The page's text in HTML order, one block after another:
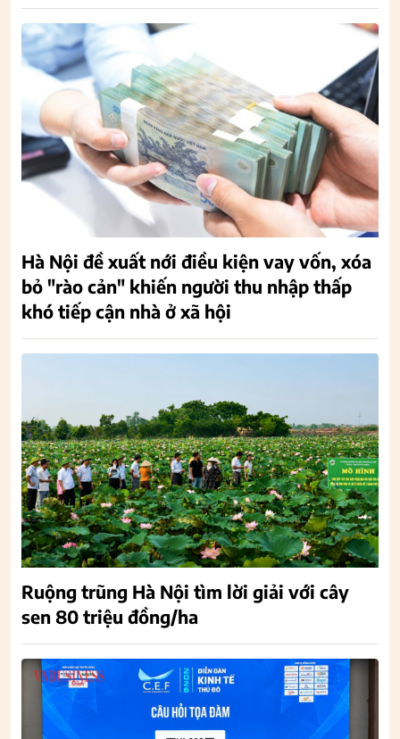
Hà Nội đề xuất nới điều kiện vay vốn, xóa
bỏ "rào cản" khiến người thu nhập thấp
khó tiếp cận nhà ở xã hội
Ruộng trũng Hà Nội tìm lời giải với cây
sen 80 triệu đồng/ha